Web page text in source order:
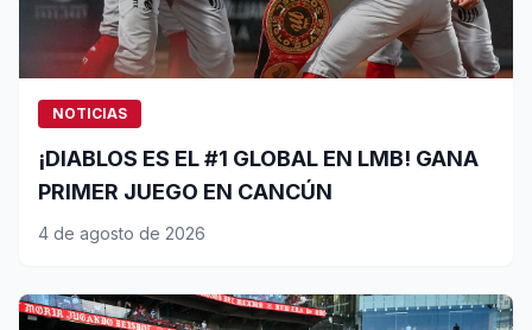
NOTICIAS
¡DIABLOS ES EL #1 GLOBAL EN LMB! GANA
PRIMER JUEGO EN CANCÚN
4 de agosto de 2026